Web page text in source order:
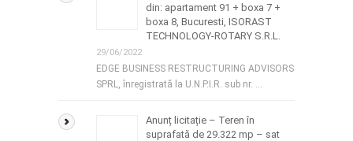
din: apartament 91 + boxa 7 +
boxa 8, Bucuresti, ISORAST
TECHNOLOGY-ROTARY S.R.L.
29/06/2022
EDGE BUSINESS RESTRUCTURING ADVISORS
SPRL, înregistrată la U.N.P.I.R. sub nr. …
Anunț licitație – Teren în
suprafată de 29.322 mp – sat